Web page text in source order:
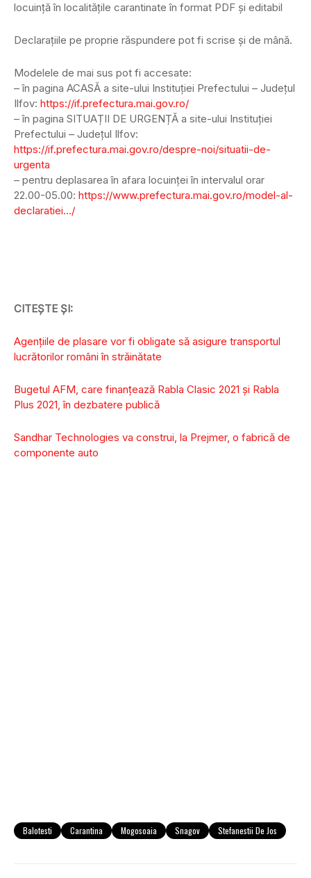
locuință în localitățile carantinate în format PDF și editabil
Declarațiile pe proprie răspundere pot fi scrise și de mână.
Modelele de mai sus pot fi accesate:
– în pagina ACASĂ a site-ului Instituției Prefectului – Județul
Ilfov: https://if.prefectura.mai.gov.ro/
– în pagina SITUAȚII DE URGENȚĂ a site-ului Instituției
Prefectului – Județul Ilfov:
https://if.prefectura.mai.gov.ro/despre-noi/situatii-de-
urgenta
– pentru deplasarea în afara locuinței în intervalul orar
22.00-05.00: https://www.prefectura.mai.gov.ro/model-al-
declaratiei…/
CITEȘTE ȘI:
Agenţiile de plasare vor fi obligate să asigure transportul
lucrătorilor români în străinătate
Bugetul AFM, care finanțează Rabla Clasic 2021 și Rabla
Plus 2021, în dezbatere publică
Sandhar Technologies va construi, la Prejmer, o fabrică de
componente auto
Balotesti Carantina Mogosoaia Snagov Stefanestii De Jos